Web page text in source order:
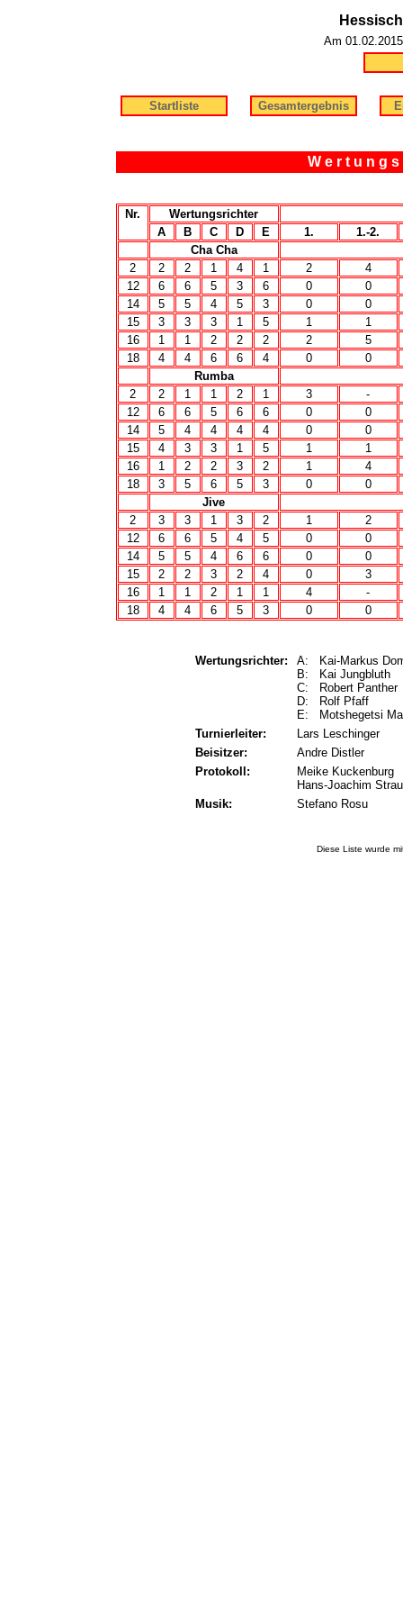
Am
Startliste Gesamtergebnis
W e r t u n g
Nr.
Wertungsrichter
A
B C D E 1.
1.-2.
Cha Cha
2
2 2 1 4 1 2
4
12
6 6 5 3 6 0
0
14
5 5 4 5 3 0
0
15
3 3 3 1 5 1
1
16
1 1 2 2 2 2
5
18
4 4 6 6 4 0
0
Rumba
2
2 1 1 2 1 3
-
12
6 6 5 6 6 0
0
14
5 4 4 4 4 0
0
15
4 3 3 1 5 1
1
16
1 2 2 3 2 1
4
18
3 5 6 5 3 0
0
Jive
2
3 3 1 3 2 1
2
12
6 6 5 4 5 0
0
14
5 5 4 6 6 0
0
15
2 2 3 2 4 0
3
16
1 1 2 1 1 4
-
18
4 4 6 5 3 0 0
Wertungsrichter:
A: Kai-Markus
B: Kai Jungbluth
C: Robert Panther
D: Rolf Pfaff
E: Motshegetsi
Turnierleiter:
Lars Leschinger
Beisitzer:
Andre Distler
Protokoll:
Meike Kuckenburg
Hans-Joachim
Musik:
Stefano Rosu
Diese Liste wurde